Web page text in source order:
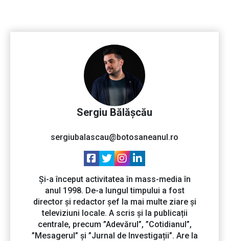
Sergiu Bălășcău
sergiubalascau@botosaneanul.ro
Și-a început activitatea în mass-media în
anul 1998. De-a lungul timpului a fost
director și redactor șef la mai multe ziare și
televiziuni locale. A scris și la publicații
centrale, precum ”Adevărul”, ”Cotidianul”,
”Mesagerul” și ”Jurnal de Investigații”. Are la